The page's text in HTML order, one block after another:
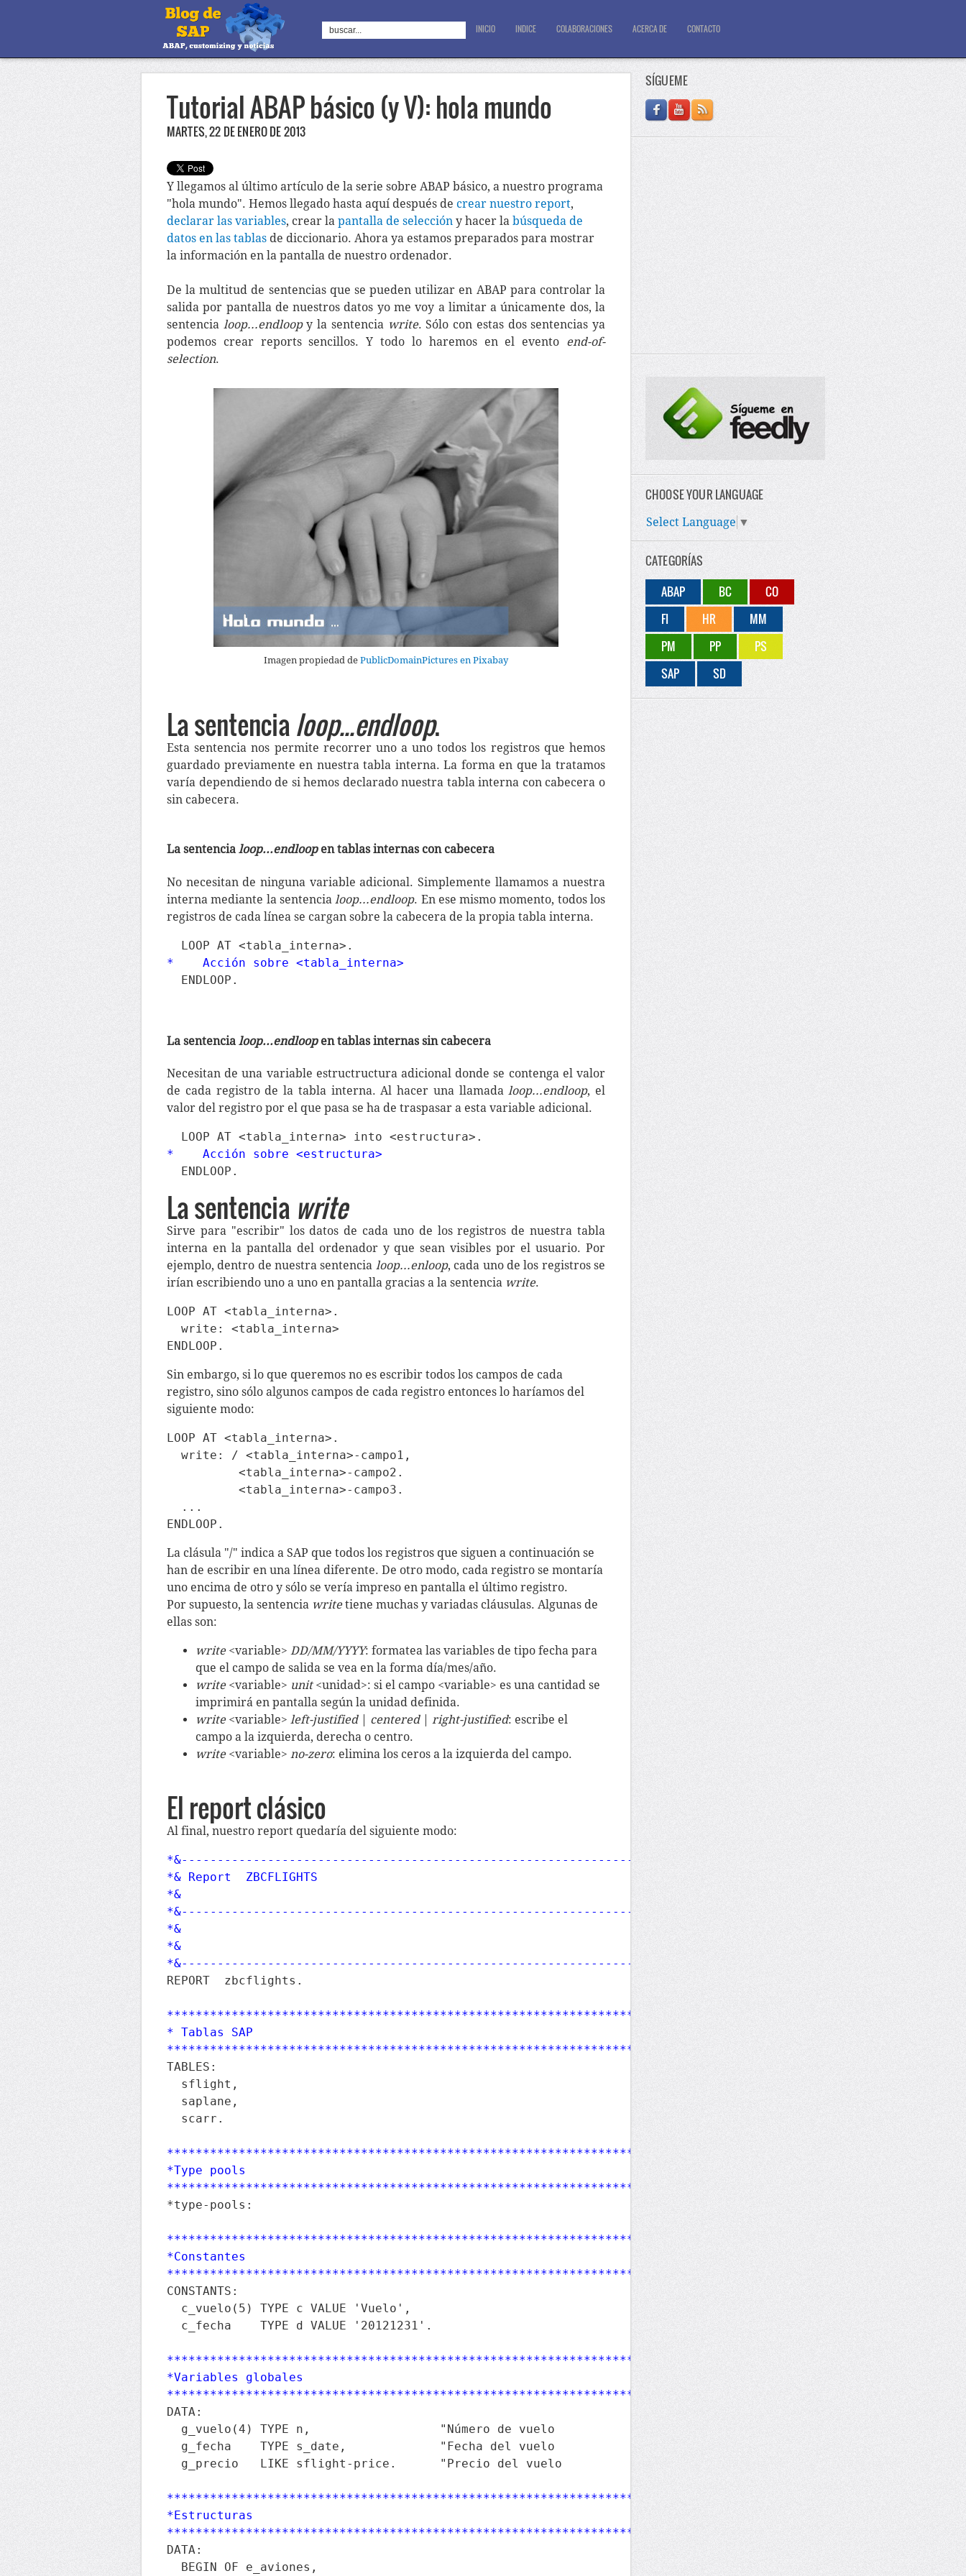
INICIO INDICE COLABORACIONES ACERCA DE CONTACTO
Tutorial ABAP básico (y V): hola mundo
MARTES, 22 DE ENERO DE 2013
Y llegamos al último artículo de la serie sobre ABAP básico, a nuestro programa
"hola mundo". Hemos llegado hasta aquí después de crear nuestro report,
declarar las variables, crear la pantalla de selección y hacer la búsqueda de
datos en las tablas de diccionario. Ahora ya estamos preparados para mostrar
la información en la pantalla de nuestro ordenador.
De la multitud de sentencias que se pueden utilizar en ABAP para controlar la
salida por pantalla de nuestros datos yo me voy a limitar a únicamente dos, la
sentencia loop...endloopy la sentencia write. Sólo con estas dos sentencias ya
podemos crear reports sencillos. Y todo lo haremos en el evento end-of-
selection.
Imagen propiedad de PublicDomainPictures en Pixabay
La sentencialoop...endloop.
Esta sentencia nos permite recorrer uno a uno todos los registros que hemos
guardado previamente en nuestra tabla interna. La forma en que la tratamos
varía dependiendo de si hemos declarado nuestra tabla interna con cabecera o
sin cabecera.
La sentencia loop...endloopen tablas internas con cabecera
No necesitan de ninguna variable adicional. Simplemente llamamos a nuestra
interna mediante la sentencia loop...endloop. En ese mismo momento, todos los
registros de cada línea se cargan sobre la cabecera de la propia tabla interna.
*    Acción sobre <tabla_interna>
La sentencia loop...endloopen tablas internas sin cabecera
Necesitan de una variable estructructura adicional donde se contenga el valor
de cada registro de la tabla interna. Al hacer una llamadaloop...endloop, el
valor del registro por el que pasa se ha de traspasar a esta variable adicional.
*    Acción sobre <estructura>
La sentencia write
Sirve para "escribir" los datos de cada uno de los registros de nuestra tabla
interna en la pantalla del ordenador y que sean visibles por el usuario. Por
ejemplo, dentro de nuestra sentencia loop...enloop, cada uno de los registros se
irían escribiendo uno a uno en pantalla gracias a la sentencia write.
LOOP AT <tabla_interna>.
  write: <tabla_interna>
Sin embargo, si lo que queremos no es escribir todos los campos de cada
registro, sino sólo algunos campos de cada registro entonces lo haríamos del
siguiente modo:
LOOP AT <tabla_interna>.
  write: / <tabla_interna>-campo1,
          <tabla_interna>-campo2.
          <tabla_interna>-campo3.
  ...
La clásula "/" indica a SAP que todos los registros que siguen a continuación se
han de escribir en una línea diferente. De otro modo, cada registro se montaría
uno encima de otro y sólo se vería impreso en pantalla el último registro.
Por supuesto, la sentencia writetiene muchas y variadas cláusulas. Algunas de
ellas son:
write <variable> DD/MM/YYYY: formatea las variables de tipo fecha para
que el campo de salida se vea en la forma día/mes/año.
write <variable> unit <unidad>: si el campo <variable> es una cantidad se
imprimirá en pantalla según la unidad definida.
write <variable> left-justified| centered right-justified: escribe el
campo a la izquierda, derecha o centro.
write <variable> no-zero: elimina los ceros a la izquierda del campo.
El report clásico
Al final, nuestro report quedaría del siguiente modo:
*&---------------------------------------------------------------------*
*& Report  ZBCFLIGHTS
*&
*&---------------------------------------------------------------------*
*&
*&
*&---------------------------------------------------------------------*
REPORT  zbcflights.
************************************************************************
* Tablas SAP
************************************************************************
TABLES:
  sflight,
  saplane,
  scarr.
************************************************************************
*Type pools
************************************************************************
*type-pools:
************************************************************************
*Constantes
************************************************************************
CONSTANTS:
  c_vuelo(5) TYPE c VALUE 'Vuelo',
  c_fecha    TYPE d VALUE '20121231'.
************************************************************************
*Variables globales
************************************************************************
DATA:
  g_vuelo(4) TYPE n,                  "Número de vuelo
  g_fecha    TYPE s_date,             "Fecha del vuelo
  g_precio   LIKE sflight-price.      "Precio del vuelo
************************************************************************
*Estructuras
************************************************************************
DATA:
  BEGIN OF e_aviones,
SÍGUEME
CHOOSE YOUR LANGUAGE
Select Language ▼
CATEGORÍAS
ABAP
BC
CO
FI
HR
MM
PM
PP
PS
SAP
SD